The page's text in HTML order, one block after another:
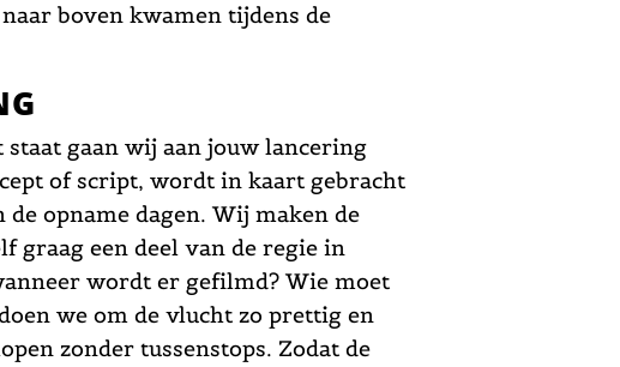
boven kwamen tijdens de
gaan wij aan jouw lancering
of script, wordt in kaart gebracht
opname dagen. Wij maken de
graag een deel van de regie in
wordt er gefilmd? Wie moet
we om de vlucht zo prettig en
zonder tussenstops. Zodat de